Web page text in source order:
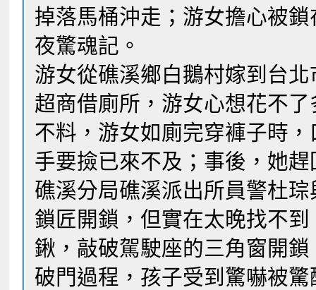
掉落馬桶沖走；游女擔心被
夜驚魂記。
游女從礁溪鄉白鵝村嫁到台
超商借廁所，游女心想花不
不料，游女如廁完穿褲子時
手要撿已來不及；事後，她
礁溪分局礁溪派出所員警杜
鎖匠開鎖，但實在太晚找不
鍬，敲破駕駛座的三角窗開
破門過程，孩子受到驚嚇被